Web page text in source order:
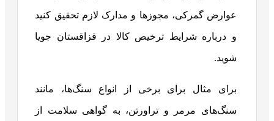
عوارض گمرکی، مجوزها و مدارک لازم تحقیق کنید
و درباره شرایط ترخیص کالا در قزاقستان جویا
شوید.
برای مثال برای برخی از انواع سنگ‌ها، مانند
سنگ‌های مرمر و تراورتن، به گواهی سلامت از